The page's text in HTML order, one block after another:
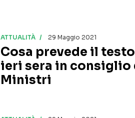
ATTUALITÀ 29 Maggio 2021
Cosa prevede il
ieri sera in consiglio
Ministri